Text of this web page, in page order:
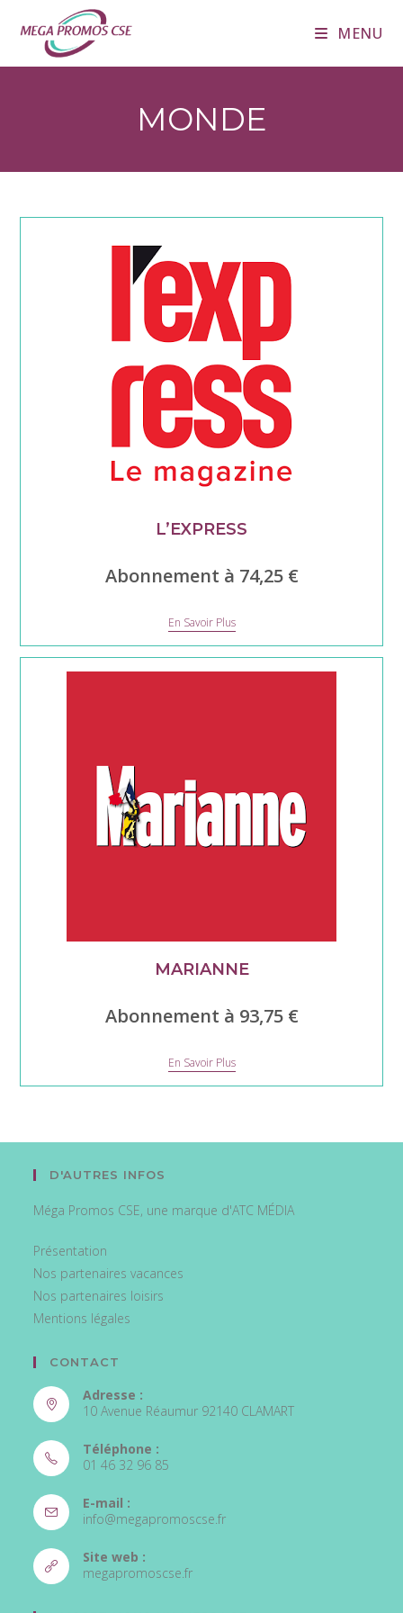
MENU
MONDE
L’EXPRESS
Abonnement à 74,25 €
En Savoir PlusL’express
MARIANNE
Abonnement à 93,75 €
En Savoir PlusMarianne
D'AUTRES INFOS
Méga Promos CSE, une marque d'ATC MÉDIA
Présentation
Nos partenaires vacances
Nos partenaires loisirs
Mentions légales
CONTACT
Adresse :
10 Avenue Réaumur 92140 CLAMART
Téléphone :
01 46 32 96 85
dans
votre
application
E-mail :
info@megapromoscse.frS’ouvre
Site web :
megapromoscse.frS’ouvre